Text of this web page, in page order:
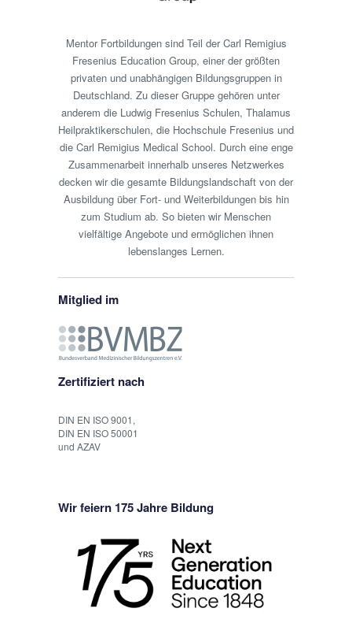
Mentor Fortbildungen sind Teil der Carl Remigius
Fresenius Education Group, einer der größten
privaten und unabhängigen Bildungsgruppen in
Deutschland. Zu dieser Gruppe gehören unter
anderem die Ludwig Fresenius Schulen, Thalamus
Heilpraktikerschulen, die Hochschule Fresenius und
die Carl Remigius Medical School. Durch eine enge
Zusammenarbeit innerhalb unseres Netzwerkes
decken wir die gesamte Bildungslandschaft von der
Ausbildung über Fort- und Weiterbildungen bis hin
zum Studium ab. So bieten wir Menschen
vielfältige Angebote und ermöglichen ihnen
lebenslanges Lernen.
Mitglied im
Zertifiziert nach
DIN EN ISO 9001,
DIN EN ISO 50001
und AZAV
Wir feiern 175 Jahre Bildung